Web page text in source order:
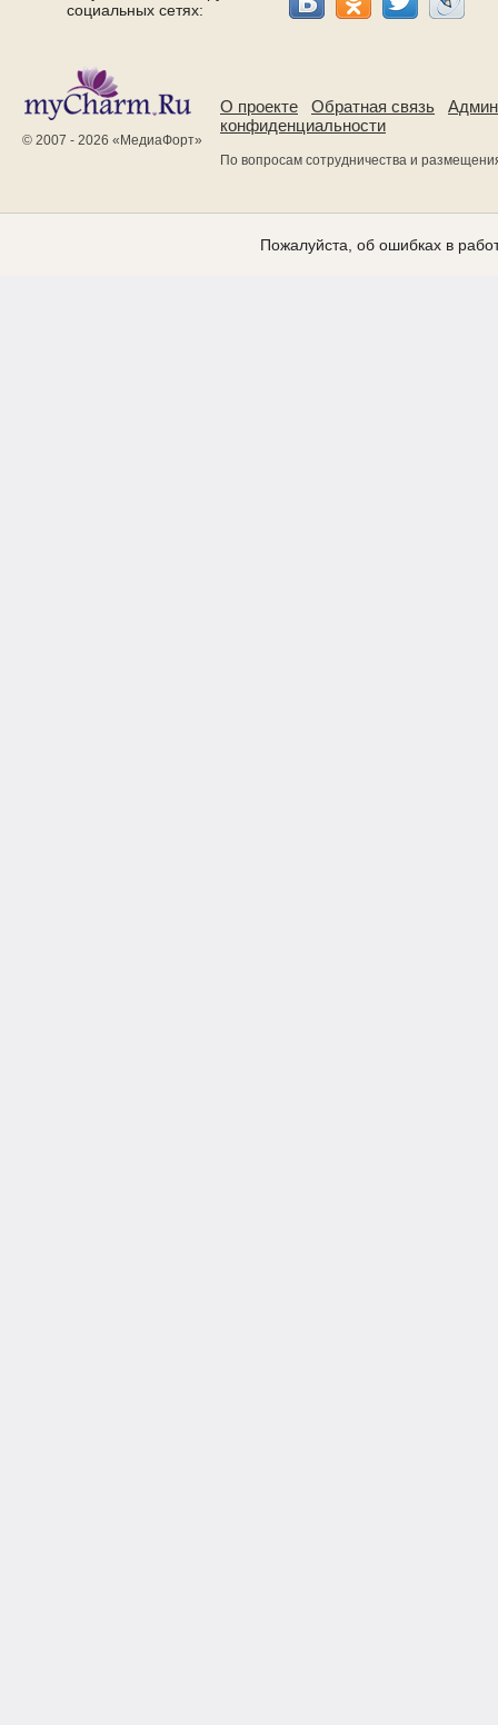
социальных сетях:
© 2007 - 2026 «МедиаФорт»
О проекте Обратная связь
конфиденциальности
По вопросам сотрудничества и
Пожалуйста, об ошибках в